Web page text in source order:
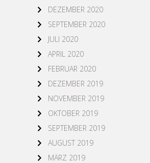
DEZEMBER 2020
SEPTEMBER 2020
JULI 2020
APRIL 2020
FEBRUAR 2020
DEZEMBER 2019
NOVEMBER 2019
OKTOBER 2019
SEPTEMBER 2019
AUGUST 2019
MÄRZ 2019